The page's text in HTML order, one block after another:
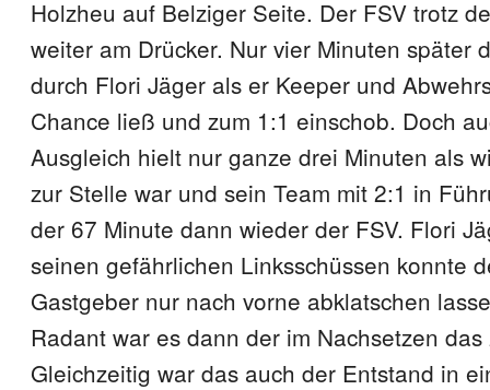
Holzheu auf Belziger Seite. Der FSV trotz
weiter am Drücker. Nur vier Minuten später
durch Flori Jäger als er Keeper und
Chance ließ und zum 1:1 einschob. Doch
Ausgleich hielt nur ganze drei Minuten als
zur Stelle war und sein Team mit 2:1 in
der 67 Minute dann wieder der FSV. Flori
seinen gefährlichen Linksschüssen konnte
Gastgeber nur nach vorne abklatschen
Radant war es dann der im Nachsetzen
Gleichzeitig war das auch der Entstand in